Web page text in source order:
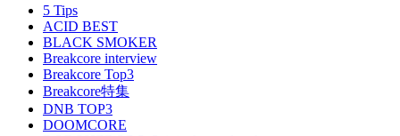
5 Tips
ACID BEST
BLACK SMOKER
Breakcore interview
Breakcore Top3
Breakcore特集
DNB TOP3
DOOMCORE